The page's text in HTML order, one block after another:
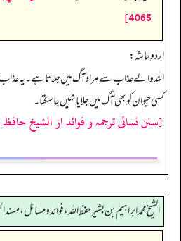
4065]
اردو حاشہ:
اللہ والے عذاب سے مراد آگ میں جلاتا ہے۔ یہ
کسی حیوان کو بھی آگ میں جلایا نہیں جا سکتا۔
[سنن نسائی ترجمہ و فوائد از الشیخ
الشيخ محمد ابراهيم بن بشير حفظ الله، فوائد و مسائل،